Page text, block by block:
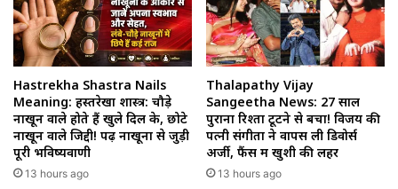
Hastrekha Shastra Nails
Meaning: हस्तरेखा शास्त्र: चौड़े
नाखून वाले होते हैं खुले दिल के, छोटे
नाखून वाले जिद्दी! पढ़ें नाखूनों से जुड़ी
पूरी भविष्यवाणी
13 hours ago
Thalapathy Vijay
Sangeetha News: 27 साल
पुराना रिश्ता टूटने से बचा! विजय की
पत्नी संगीता ने वापस ली डिवोर्स
अर्जी, फैंस में खुशी की लहर
13 hours ago